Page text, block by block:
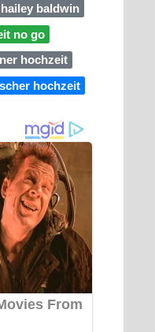
baldwin
no go
hochzeit
hochzeit